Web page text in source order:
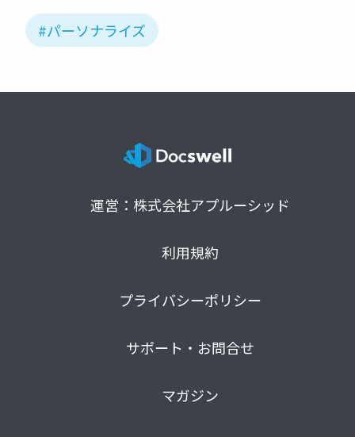
#パーソナライズ
運営：株式会社アプルーシッド
利用規約
プライバシーポリシー
サポート・お問合せ
マガジン